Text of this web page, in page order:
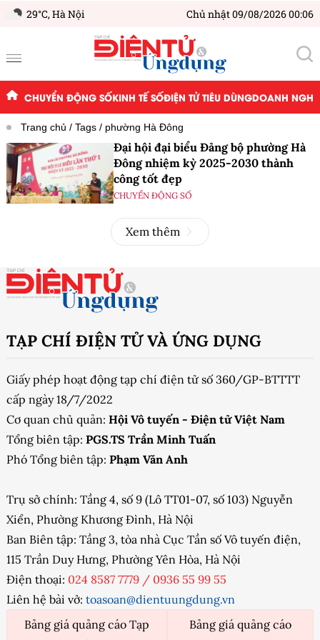
29°C,Hà Nội Chủ nhật 09/08/2026 00:06
CHUYỂN ĐỘNG SỐKINH TẾ SỐĐIỆN TỬ TIÊU DÙNGDOANH
Trang chủ Tags phường Hà Đông
Đại hội đại biểu Đảng bộ phường Hà
Đông nhiệm kỳ 2025-2030 thành
công tốt đẹp
CHUYỂN ĐỘNG SỐ
Xem thêm
TẠP CHÍ ĐIỆN TỬ VÀ ỨNG DỤNG
Giấy phép hoạt động tạp chí điện tử số 360/GP-BTTTT
cấp ngày 18/7/2022
Cơ quan chủ quản: Hội Vô tuyến - Điện tử Việt Nam
Tổng biên tập: PGS.TS Trần Minh Tuấn
Phó Tổng biên tập: Phạm Văn Anh
Trụ sở chính: Tầng 4, số 9 (Lô TT01-07, số 103) Nguyễn
Xiển, Phường Khương Đình, Hà Nội
Ban Biên tập: Tầng 3, tòa nhà Cục Tần số Vô tuyến điện,
115 Trần Duy Hưng, Phường Yên Hòa, Hà Nội
Điện thoại: 024 8587 7779 / 0936 55 99 55
Liên hệ bài vở: toasoan@dientuungdung.vn
Bảng giá quảng cáo Tạp
Bảng giá quảng cáo